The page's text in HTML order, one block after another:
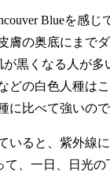
Blueを感
膚の奥底にま
が黒くなる人
どの白色人種は
に比べて強い
ると、紫外線
、一日、日光